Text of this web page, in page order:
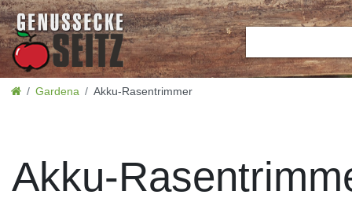
Gardena Akku-Rasentrimmer
Akku-